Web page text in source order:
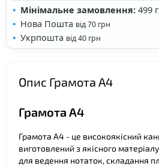
Мінімальне замовлення: 499
Нова Пошта від 70 грн
Укрпошта від 40 грн
Опис Грамота А4
Грамота А4
Грамота А4 - це високоякісний
виготовлений з якісного
для ведення нотаток, складання
❤